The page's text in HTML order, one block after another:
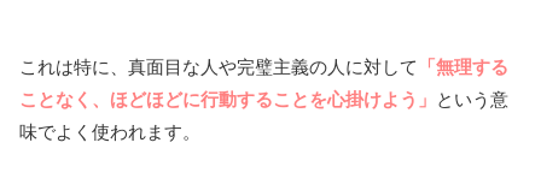
これは特に、真面目な人や完璧主義の人に対して
「無理する
ことなく、ほどほどに行動することを心掛けよう」 という意
味でよく使われます。